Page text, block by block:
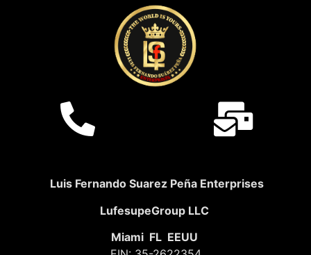
Luis Fernando Suarez Peña Enterprises
LufesupeGroup LLC
Miami FL EEUU